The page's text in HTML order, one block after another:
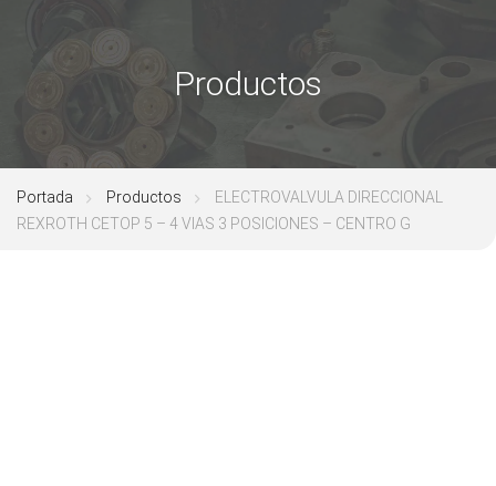
Productos
Portada Productos
ELECTROVALVULA DIRECCIONAL
REXROTH CETOP 5 – 4 VIAS 3 POSICIONES – CENTRO G